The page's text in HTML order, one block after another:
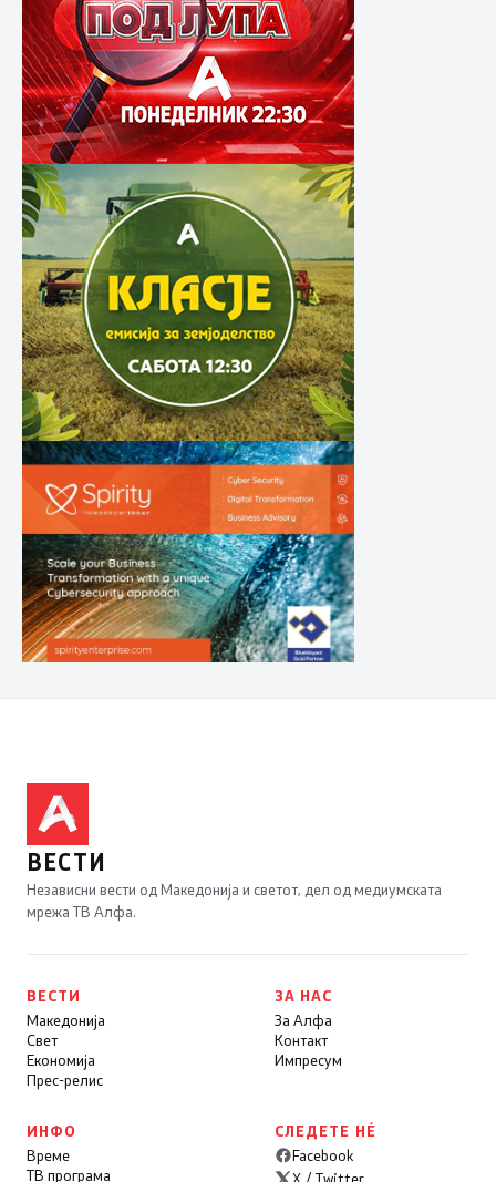
ВЕСТИ
Независни вести од Македонија и светот, дел од медиумската
мрежа ТВ Алфа.
ВЕСТИ
Македонија
Свет
Економија
Прес-релис
ЗА НАС
За Алфа
Контакт
Импресум
ИНФО
Време
ТВ програма
СЛЕДЕТЕ НÉ
Facebook